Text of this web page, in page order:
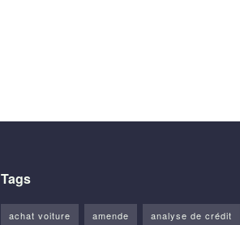
Tags
achat voiture amende analyse de crédit